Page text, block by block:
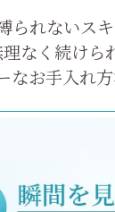
られないスキ
なく続けら
なお手入れ